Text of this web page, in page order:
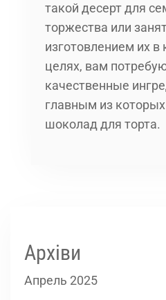
такой десерт для
торжества или
изготовлением их
целях, вам
качественные
главным из которых
шоколад для торта.
Архіви
Апрель 2025